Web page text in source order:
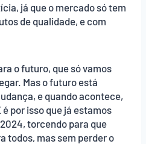
já que o mercado só tem
de qualidade, e com
o futuro, que só vamos
Mas o futuro está
e quando acontece,
por isso que já estamos
torcendo para que
todos, mas sem perder o